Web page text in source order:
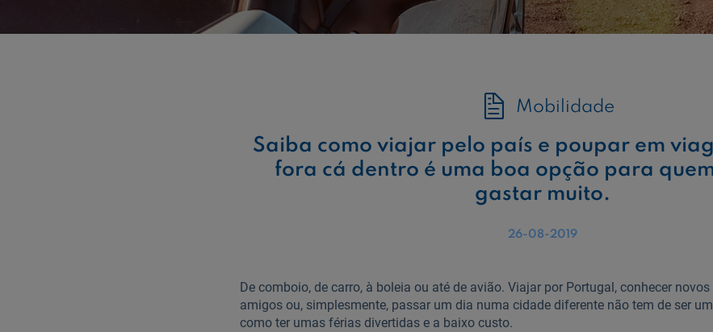
Mobilidade
Saiba como viajar pelo país e poupar em
fora cá dentro é uma boa opção para
gastar muito.
26-08-2019
De comboio, de carro, à boleia ou até de avião. Viajar por Portugal, conhecer
amigos ou, simplesmente, passar um dia numa cidade diferente não tem de ser
como ter umas férias divertidas e a baixo custo.